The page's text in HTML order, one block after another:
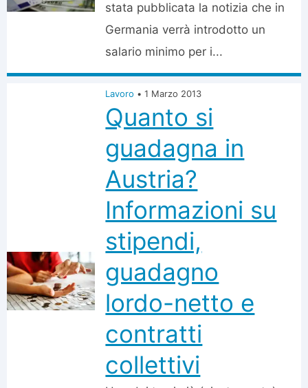
stata pubblicata la notizia che in
Germania verrà introdotto un
salario minimo per i...
Lavoro • 1 Marzo 2013
Quanto si
guadagna in
Austria?
Informazioni su
stipendi,
guadagno
lordo-netto e
contratti
collettivi